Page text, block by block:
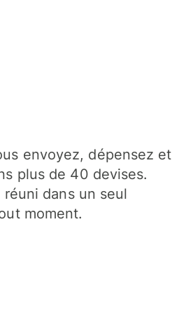
envoyez, dépensez et
plus de 40 devises.
dans un seul
moment.